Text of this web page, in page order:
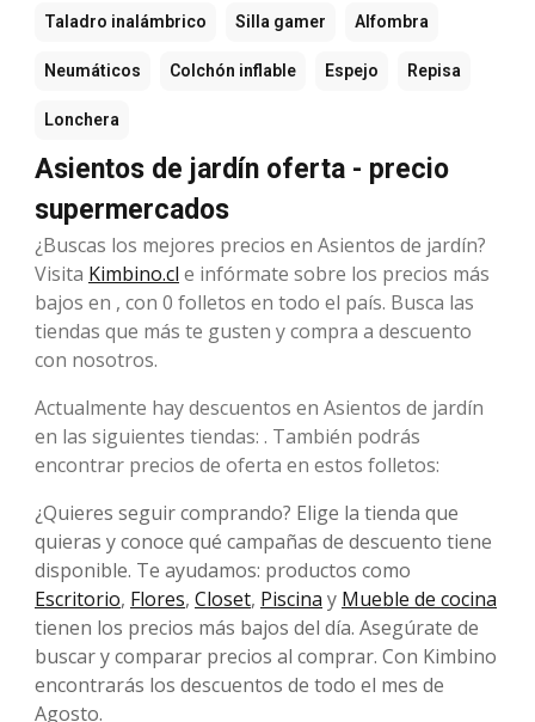
Taladro inalámbrico Silla gamer Alfombra
Neumáticos Colchón inflable Espejo Repisa
Lonchera
Asientos de jardín oferta - precio
supermercados
¿Buscas los mejores precios en Asientos de jardín?
Visita Kimbino.cl e infórmate sobre los precios más
bajos en , con 0 folletos en todo el país. Busca las
tiendas que más te gusten y compra a descuento
con nosotros.
Actualmente hay descuentos en Asientos de jardín
en las siguientes tiendas: . También podrás
encontrar precios de oferta en estos folletos:
¿Quieres seguir comprando? Elige la tienda que
quieras y conoce qué campañas de descuento tiene
disponible. Te ayudamos: productos como
Escritorio, Flores, Closet, Piscina y Mueble de cocina
tienen los precios más bajos del día. Asegúrate de
buscar y comparar precios al comprar. Con Kimbino
encontrarás los descuentos de todo el mes de
Agosto.